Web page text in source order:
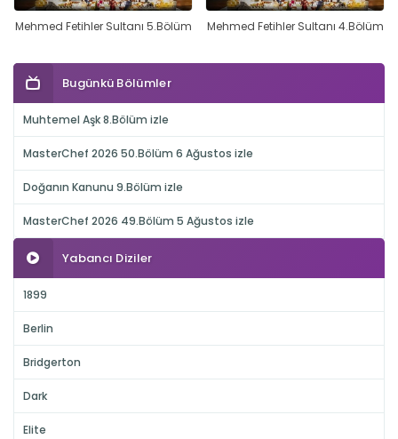
Mehmed Fetihler Sultanı 5.Bölüm Mehmed Fetihler Sultanı 4.Bölüm
Bugünkü Bölümler
Muhtemel Aşk 8.Bölüm izle
MasterChef 2026 50.Bölüm 6 Ağustos izle
Doğanın Kanunu 9.Bölüm izle
MasterChef 2026 49.Bölüm 5 Ağustos izle
Yabancı Diziler
1899
Berlin
Bridgerton
Dark
Elite